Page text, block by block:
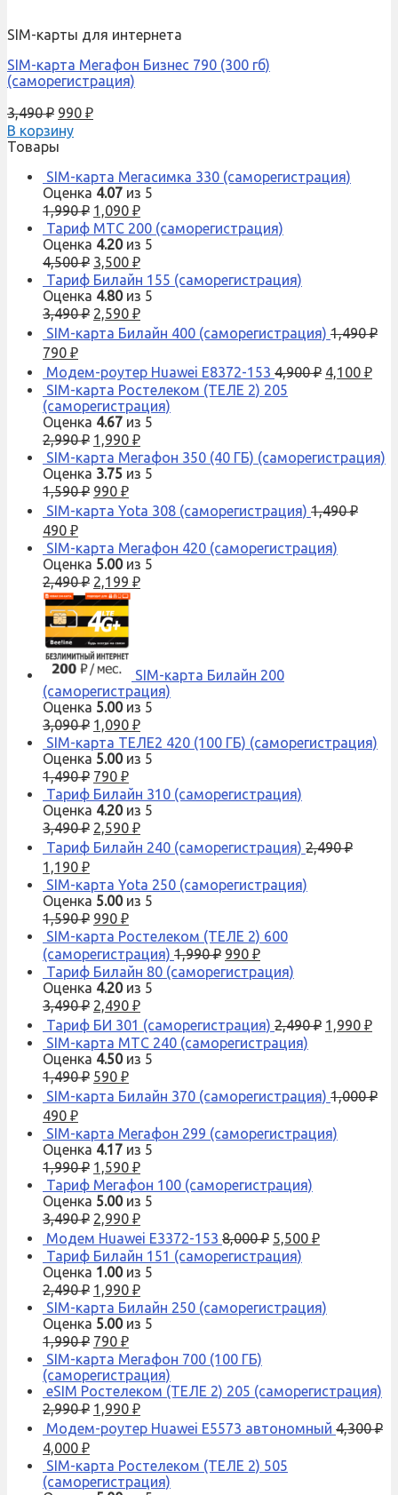
SIM-карты для интернета
SIM-карта Мегафон Бизнес 790 (300 гб)
(саморегистрация)
3,490₽ 990 ₽
В корзину
Товары
SIM-карта Мегасимка 330 (саморегистрация)
Оценка 4.07 из 5
1,990₽ 1,090 ₽
Тариф МТС 200 (саморегистрация)
Оценка 4.20из 5
4,500₽ 3,500 ₽
Тариф Билайн 155 (саморегистрация)
Оценка 4.80из 5
3,490₽ 2,590 ₽
SIM-карта Билайн 400 (саморегистрация) 1,490₽
790 ₽
Модем-роутер Huawei E8372-153 4,900₽ 4,100 ₽
SIM-карта Ростелеком (ТЕЛЕ 2) 205
(саморегистрация)
Оценка 4.67 из 5
2,990₽ 1,990 ₽
SIM-карта Мегафон 350 (40 ГБ) (саморегистрация)
Оценка 3.75 из 5
1,590₽ 990 ₽
SIM-карта Yota 308 (саморегистрация) 1,490₽
490 ₽
SIM-карта Мегафон 420 (саморегистрация)
Оценка 5.00из 5
2,490₽ 2,199 ₽
SIM-карта Билайн 200
(саморегистрация)
Оценка 5.00из 5
3,090₽ 1,090 ₽
SIM-карта ТЕЛЕ2 420 (100 ГБ) (саморегистрация)
Оценка 5.00из 5
1,490₽ 790 ₽
Тариф Билайн 310 (саморегистрация)
Оценка 4.20из 5
3,490₽ 2,590 ₽
Тариф Билайн 240 (саморегистрация) 2,490₽
1,190 ₽
SIM-карта Yota 250 (саморегистрация)
Оценка 5.00из 5
1,590₽ 990 ₽
SIM-карта Ростелеком (ТЕЛЕ 2) 600
(саморегистрация) 1,990₽ 990 ₽
Тариф Билайн 80 (саморегистрация)
Оценка 4.20из 5
3,490₽ 2,490 ₽
Тариф БИ 301 (саморегистрация) 2,490₽ 1,990 ₽
SIM-карта МТС 240 (саморегистрация)
Оценка 4.50из 5
1,490₽ 590 ₽
SIM-карта Билайн 370 (саморегистрация) 1,000₽
490 ₽
SIM-карта Мегафон 299 (саморегистрация)
Оценка 4.17 из 5
1,990₽ 1,590 ₽
Тариф Мегафон 100 (саморегистрация)
Оценка 5.00из 5
3,490₽ 2,990 ₽
Модем Huawei E3372-153 8,000₽ 5,500 ₽
Тариф Билайн 151 (саморегистрация)
Оценка 1.00из 5
2,490₽ 1,990 ₽
SIM-карта Билайн 250 (саморегистрация)
Оценка 5.00из 5
1,990₽ 790 ₽
SIM-карта Мегафон 700 (100 ГБ)
(саморегистрация)
eSIM Ростелеком (ТЕЛЕ 2) 205 (саморегистрация)
2,990₽ 1,990 ₽
Модем-роутер Huawei E5573 автономный 4,300₽
4,000 ₽
SIM-карта Ростелеком (ТЕЛЕ 2) 505
(саморегистрация)